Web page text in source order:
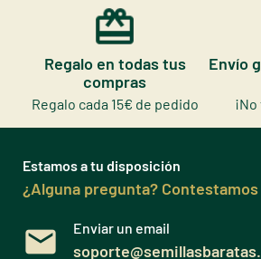
Regalo en todas tus
compras
Regalo cada 15€ de pedido
Envío
Estamos a tu disposición
¿Alguna pregunta?
Enviar un email